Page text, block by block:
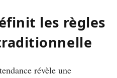
les règles
révèle une